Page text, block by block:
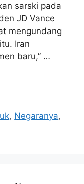
sarski pada
JD Vance
mengundang
Iran
baru,” …
, Negaranya,